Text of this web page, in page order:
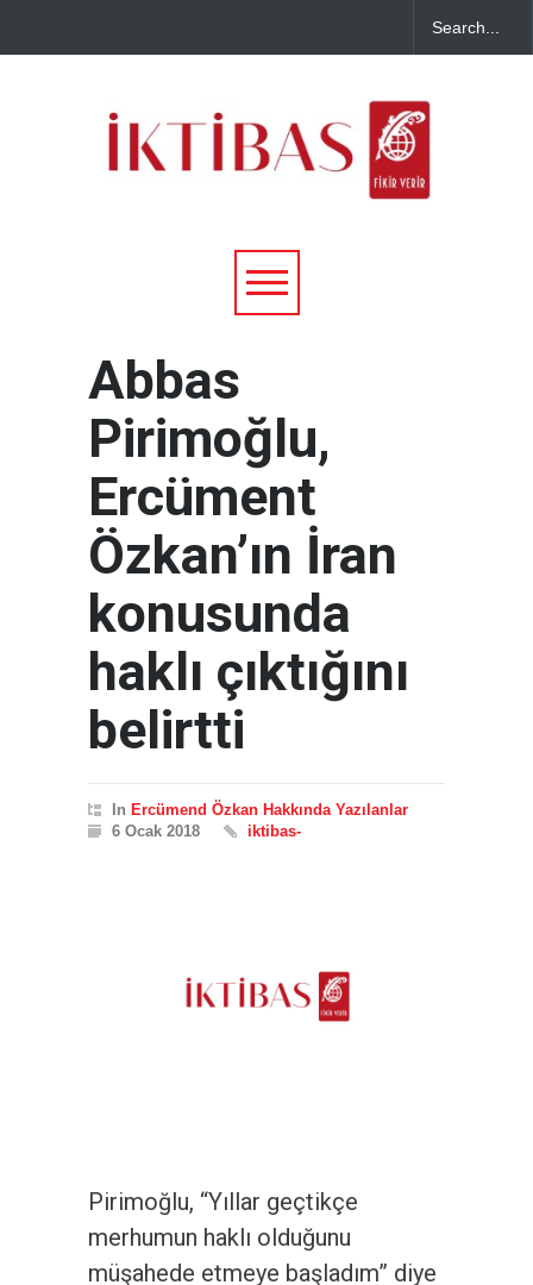
Abbas
Pirimoğlu,
Ercüment
Özkan’ın İran
konusunda
haklı çıktığını
belirtti
In Ercümend Özkan Hakkında Yazılanlar
6 Ocak 2018
iktibas-
Pirimoğlu, “Yıllar geçtikçe
merhumun haklı olduğunu
müşahede etmeye başladım” diye